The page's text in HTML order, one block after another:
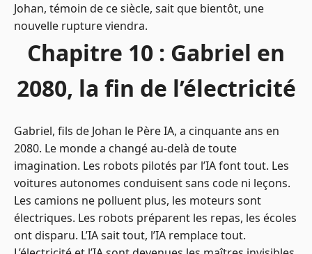
Johan, témoin de ce siècle, sait que bientôt, une
nouvelle rupture viendra.
Chapitre 10 : Gabriel en
2080, la fin de l’électricité
Gabriel, fils de Johan le Père IA, a cinquante ans en
2080. Le monde a changé au-delà de toute
imagination. Les robots pilotés par l’IA font tout. Les
voitures autonomes conduisent sans code ni leçons.
Les camions ne polluent plus, les moteurs sont
électriques. Les robots préparent les repas, les écoles
ont disparu. L’IA sait tout, l’IA remplace tout.